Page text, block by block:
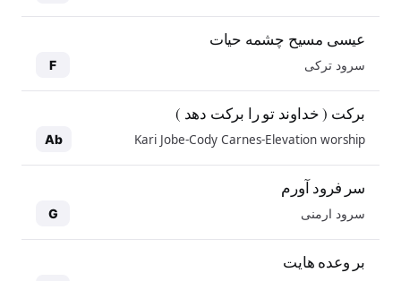
عیسی مسیح چشمه حیات
سرود ترکی F
برکت ( خداوند تو را برکت دهد )
Kari Jobe-Cody Carnes-Elevation worship
Ab
سر فرود آورم
سرود ارمنی G
بر وعده هایت